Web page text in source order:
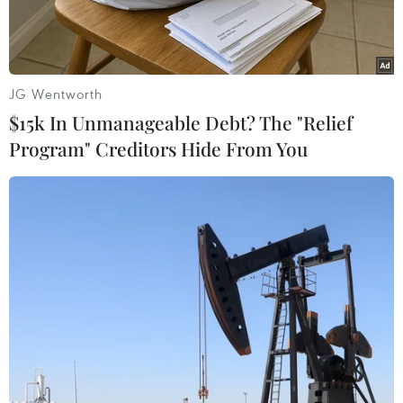
khoảng 2 triệueuro, cho chú chó thân yêu của
mình.
Quyết định trên được đưa ra sau khi chồng bà
Bản di chúc được luật sự riêng của bà là Lucia
Esposito công bố vào ngày21/10. Theo đó, toàn
hộ, một số lôđất, cũng như các tài khoản ngân
hàng sẽ thuộc về chú chó Kikko, vốn được bà
Luật sư Lucia Esposito cho biết khách hàng của
bà đã tự tay ký vào bản dichúc nói trên, đồng
thời nhấn mạnh bà đã tham vấn một số đồng
JG Wentworth
$15k In Unmanageable Debt? The "Relief
Program" Creditors Hide From You